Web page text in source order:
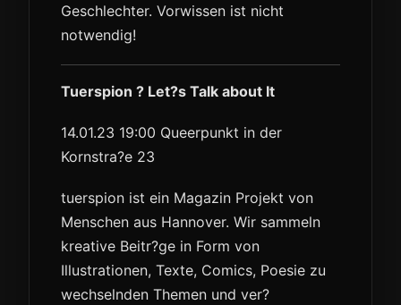
Geschlechter. Vorwissen ist nicht
notwendig!
Tuerspion ? Let?s Talk about It
14.01.23 19:00 Queerpunkt in der
Kornstra?e 23
tuerspion ist ein Magazin Projekt von
Menschen aus Hannover. Wir sammeln
kreative Beitr?ge in Form von
Illustrationen, Texte, Comics, Poesie zu
wechselnden Themen und ver?